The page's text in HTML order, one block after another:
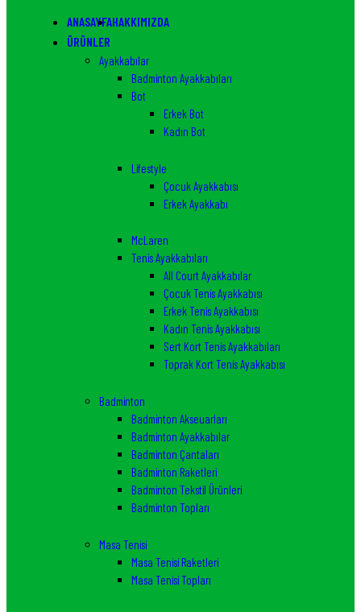
ANASAYFAHAKKIMIZDA
ÜRÜNLER
Ayakkabılar
Badminton Ayakkabıları
Bot
Erkek Bot
Kadın Bot
Lifestyle
Çocuk Ayakkabısı
Erkek Ayakkabı
McLaren
Tenis Ayakkabıları
All Court Ayakkabılar
Çocuk Tenis Ayakkabısı
Erkek Tenis Ayakkabısı
Kadın Tenis Ayakkabısı
Sert Kort Tenis Ayakkabıları
Toprak Kort Tenis Ayakkabısı
Badminton
Badminton Akseuarları
Badminton Ayakkabılar
Badminton Çantaları
Badminton Raketleri
Badminton Tekstil Ürünleri
Badminton Topları
Masa Tenisi
Masa Tenisi Raketleri
Masa Tenisi Topları